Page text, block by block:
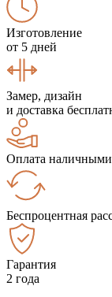
Изготовление
от 5 дней
Замер, дизайн
и доставка
Оплата
Беспроцентная
Гарантия
2 года